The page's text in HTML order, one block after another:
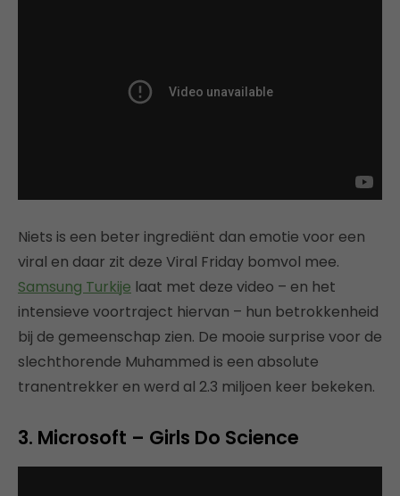
Niets is een beter ingrediënt dan emotie voor een
viral en daar zit deze Viral Friday bomvol mee.
Samsung Turkije laat met deze video – en het
intensieve voortraject hiervan – hun betrokkenheid
bij de gemeenschap zien. De mooie surprise voor de
slechthorende Muhammed is een absolute
tranentrekker en werd al 2.3 miljoen keer bekeken.
3. Microsoft – Girls Do Science